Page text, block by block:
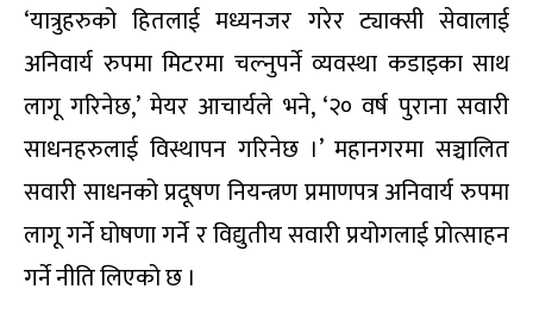
‘यात्रुहरुको हितलाई मध्यनजर गरेर ट्याक्सी सेवालाई
अनिवार्य रुपमा मिटरमा चल्नुपर्ने व्यवस्था कडाइका साथ
लागू गरिनेछ,’ मेयर आचार्यले भने, ‘२० वर्ष पुराना सवारी
साधनहरुलाई विस्थापन गरिनेछ ।’ महानगरमा सञ्चालित
सवारी साधनको प्रदूषण नियन्त्रण प्रमाणपत्र अनिवार्य रुपमा
लागू गर्ने घोषणा गर्ने र विद्युतीय सवारी प्रयोगलाई प्रोत्साहन
गर्ने नीति लिएको छ ।